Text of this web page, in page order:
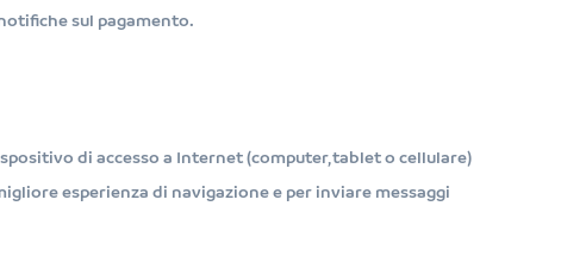
sul pagamento.
di accesso a Internet (computer, tablet o cellulare)
esperienza di navigazione e per inviare messaggi